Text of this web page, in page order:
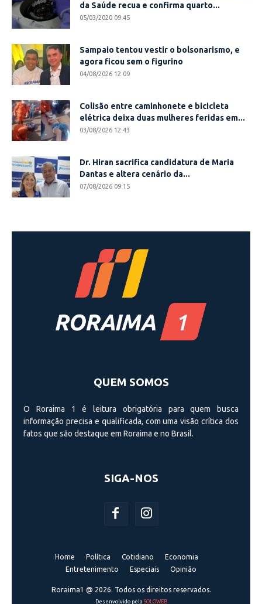
da Saúde recua e confirma quarto...
05/03/2020 09:45
Sampaio tentou vestir o bolsonarismo, e
agora ficou sem o figurino
04/08/2026 12:09
Colisão entre caminhonete e bicicleta
elétrica deixa duas mulheres feridas em...
03/08/2026 12:43
Dr. Hiran sacrifica candidatura de Maria
Dantas e altera cenário da...
07/08/2026 09:15
QUEM SOMOS
O Roraima 1 é leitura obrigatória para quem busca
informação precisa e qualificada, com uma visão crí­tica dos
fatos que são destaque em Roraima e no Brasil.
SIGA-NOS
Home Política Cotidiano
Economia
Entretenimento
Especiais Opinião
Roraima1 @ 2026. Todos os direitos reservados.
Desenvolvido pela SOLOWEB